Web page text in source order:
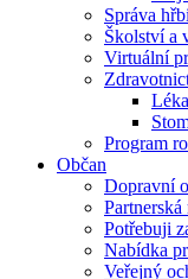
Správa
Školství a
Virtuální
Program
Občan
Dopravní
Partnerská
Potřebuji
Nabídka
Veřejný